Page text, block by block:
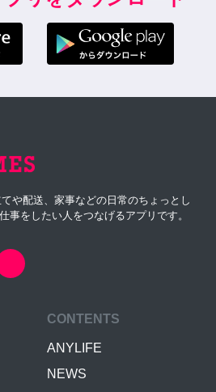
や配送、家事などの日常のちょっとし
事をしたい人をつなげるアプリです。
CONTENTS
ANYLIFE
NEWS